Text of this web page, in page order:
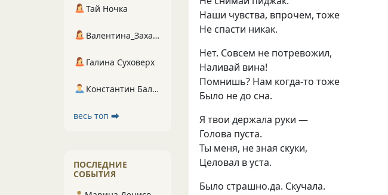
Наши чувства, впрочем, тоже
Не спасти никак.
Нет. Совсем не потревожил,
Наливай вина!
Помнишь? Нам когда-то тоже
Было не до сна.
Я твои держала руки —
Голова пуста.
Ты меня, не зная скуки,
Целовал в уста.
Было страшно.да. Скучала.
Тай Ночка
Валентина_Захарова
Галина Суховерх
Константин Балухта
весь топ ⮕
ПОСЛЕДНИЕ
СОБЫТИЯ